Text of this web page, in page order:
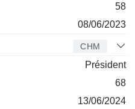
58
08/06/2023
CHM
Président
68
13/06/2024